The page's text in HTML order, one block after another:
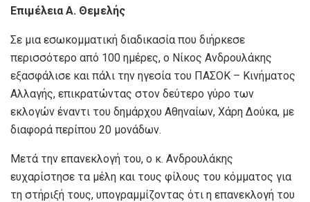
Επιμέλεια Α. Θεμελής
Σε μια εσωκομματική διαδικασία που διήρκεσε
περισσότερο από 100 ημέρες, ο Νίκος Ανδρουλάκης
εξασφάλισε και πάλι την ηγεσία του ΠΑΣΟΚ – Κινήματος
Αλλαγής, επικρατώντας στον δεύτερο γύρο των
εκλογών έναντι του δημάρχου Αθηναίων, Χάρη Δούκα, με
διαφορά περίπου 20 μονάδων.
Μετά την επανεκλογή του, ο κ. Ανδρουλάκης
ευχαρίστησε τα μέλη και τους φίλους του κόμματος για
τη στήριξή τους, υπογραμμίζοντας ότι η επανεκλογή του